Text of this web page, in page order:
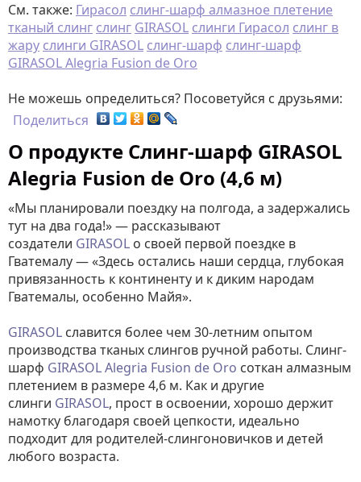
См. также: Гирасол слинг-шарф алмазное плетение
тканый слинг слинг GIRASOL слинги Гирасол слинг в
жару слинги GIRASOL слинг-шарф слинг-шарф
GIRASOL Alegria Fusion de Oro
Не можешь определиться? Посоветуйся с друзьями:
Поделиться
О продукте Слинг-шарф GIRASOL
Alegria Fusion de Oro (4,6 м)
«Мы планировали поездку на полгода, а задержались
тут на два года!» — рассказывают
создатели GIRASOL о своей первой поездке в
Гватемалу — «Здесь остались наши сердца, глубокая
привязанность к континенту и к диким народам
Гватемалы, особенно Майя».
GIRASOL славится более чем 30-летним опытом
производства тканых слингов ручной работы. Слинг-
шарф GIRASOL Alegria Fusion de Oro соткан алмазным
плетением в размере 4,6 м. Как и другие
слинги GIRASOL, прост в освоении, хорошо держит
намотку благодаря своей цепкости, идеально
подходит для родителей-слингоновичков и детей
любого возраста.